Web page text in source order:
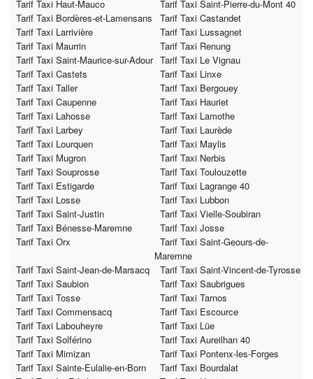
Tarif Taxi Haut-Mauco
Tarif Taxi Saint-Pierre-du-Mont 40
Tarif Taxi Bordères-et-Lamensans
Tarif Taxi Castandet
Tarif Taxi Larrivière
Tarif Taxi Lussagnet
Tarif Taxi Maurrin
Tarif Taxi Renung
Tarif Taxi Saint-Maurice-sur-Adour Tarif Taxi Le Vignau
Tarif Taxi Castets
Tarif Taxi Linxe
Tarif Taxi Taller
Tarif Taxi Bergouey
Tarif Taxi Caupenne
Tarif Taxi Hauriet
Tarif Taxi Lahosse
Tarif Taxi Lamothe
Tarif Taxi Larbey
Tarif Taxi Laurède
Tarif Taxi Lourquen
Tarif Taxi Maylis
Tarif Taxi Mugron
Tarif Taxi Nerbis
Tarif Taxi Souprosse
Tarif Taxi Toulouzette
Tarif Taxi Estigarde
Tarif Taxi Lagrange 40
Tarif Taxi Losse
Tarif Taxi Lubbon
Tarif Taxi Saint-Justin
Tarif Taxi Vielle-Soubiran
Tarif Taxi Bénesse-Maremne
Tarif Taxi Josse
Tarif Taxi Orx
Tarif Taxi Saint-Geours-de-
Maremne
Tarif Taxi Saint-Jean-de-Marsacq
Tarif Taxi Saint-Vincent-de-Tyrosse
Tarif Taxi Saubion
Tarif Taxi Saubrigues
Tarif Taxi Tosse
Tarif Taxi Tarnos
Tarif Taxi Commensacq
Tarif Taxi Escource
Tarif Taxi Labouheyre
Tarif Taxi Lüe
Tarif Taxi Solférino
Tarif Taxi Aureilhan 40
Tarif Taxi Mimizan
Tarif Taxi Pontenx-les-Forges
Tarif Taxi Sainte-Eulalie-en-Born
Tarif Taxi Bourdalat